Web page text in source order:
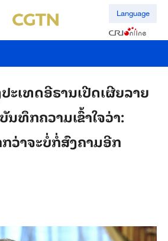
Language
ະເທດອີຣານເປີດເຜີຍລາຍ
ທຶກຄວາມເຂົ້າໃຈວ່າ:
ວ່າຈະບໍ່ກໍ່ສົງຄາມອີກ